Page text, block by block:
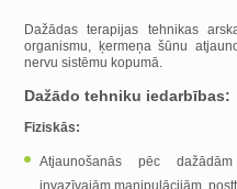
Dažādas terapijas tehnikas
organismu, ķermeņa šūnu
nervu sistēmu kopumā.
Dažādo tehniku iedarbības:
Fiziskās:
Atjaunošanās pēc
invazīvajām manipulācijām,